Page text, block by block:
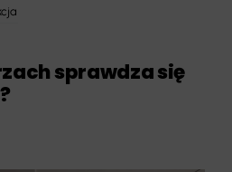
sprawdza się